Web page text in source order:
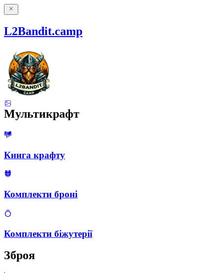
L2Bandit.camp
Мультикрафт
Книга крафту
Комплекти броні
Комплекти біжутерії
Зброя